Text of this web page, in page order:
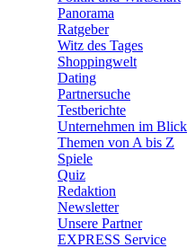
Panorama
Ratgeber
Witz des Tages
Shoppingwelt
Dating
Partnersuche
Testberichte
Unternehmen im Blick
Themen von A bis Z
Spiele
Quiz
Redaktion
Newsletter
Unsere Partner
EXPRESS Service